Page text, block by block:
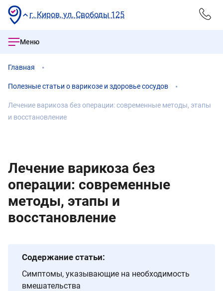
г. Киров, ул. Свободы 125
Меню
Главная
Полезные статьи о варикозе и здоровье сосудов
Лечение варикоза без операции: современные методы, этапы
и восстановление
Лечение варикоза без
операции: современные
методы, этапы и
восстановление
Содержание статьи:
Симптомы, указывающие на необходимость
вмешательства